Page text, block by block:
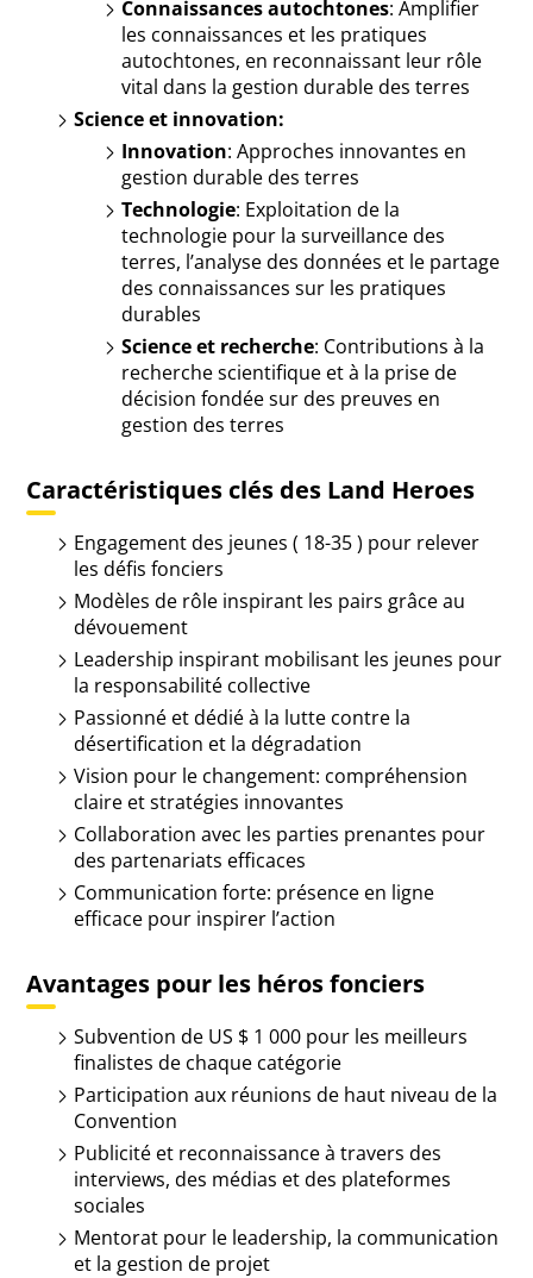
Connaissances autochtones: Amplifier
les connaissances et les pratiques
autochtones, en reconnaissant leur rôle
vital dans la gestion durable des terres
Science et innovation:
Innovation: Approches innovantes en
gestion durable des terres
Technologie: Exploitation de la
technologie pour la surveillance des
terres, l’analyse des données et le partage
des connaissances sur les pratiques
durables
Science et recherche: Contributions à la
recherche scientifique et à la prise de
décision fondée sur des preuves en
gestion des terres
Caractéristiques clés des Land Heroes
Engagement des jeunes ( 18-35 ) pour relever
les défis fonciers
Modèles de rôle inspirant les pairs grâce au
dévouement
Leadership inspirant mobilisant les jeunes pour
la responsabilité collective
Passionné et dédié à la lutte contre la
désertification et la dégradation
Vision pour le changement: compréhension
claire et stratégies innovantes
Collaboration avec les parties prenantes pour
des partenariats efficaces
Communication forte: présence en ligne
efficace pour inspirer l’action
Avantages pour les héros fonciers
Subvention de US $ 1 000 pour les meilleurs
finalistes de chaque catégorie
Participation aux réunions de haut niveau de la
Convention
Publicité et reconnaissance à travers des
interviews, des médias et des plateformes
sociales
Mentorat pour le leadership, la communication
et la gestion de projet